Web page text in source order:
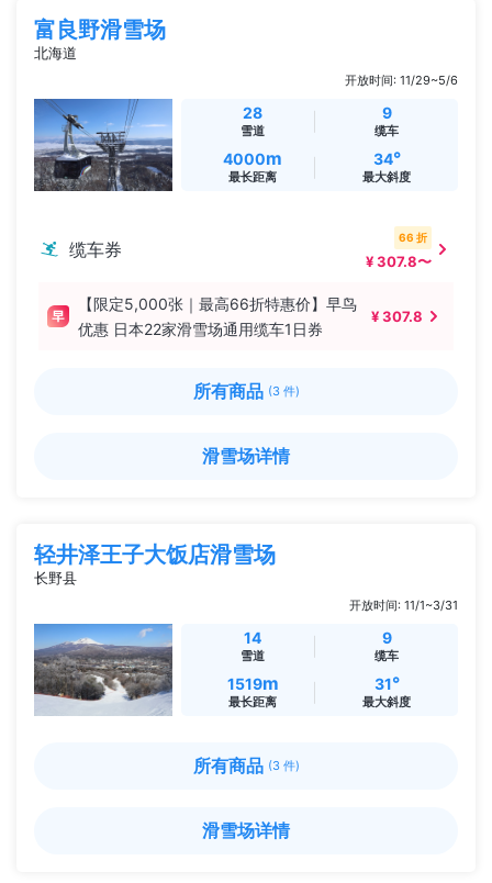
富良野滑雪场
北海道
开放时间: 11/29~5/6
28
雪道
9
缆车
4000m
最长距离
34°
最大斜度
缆车券
66 折
¥ 307.8〜
【限定5,000张｜最高66折特惠价】早鸟
优惠 日本22家滑雪场通用缆车1日券
¥ 307.8
所有商品 (3 件)
滑雪场详情
轻井泽王子大饭店滑雪场
长野县
开放时间: 11/1~3/31
14
雪道
9
缆车
1519m
最长距离
31°
最大斜度
所有商品 (3 件)
滑雪场详情